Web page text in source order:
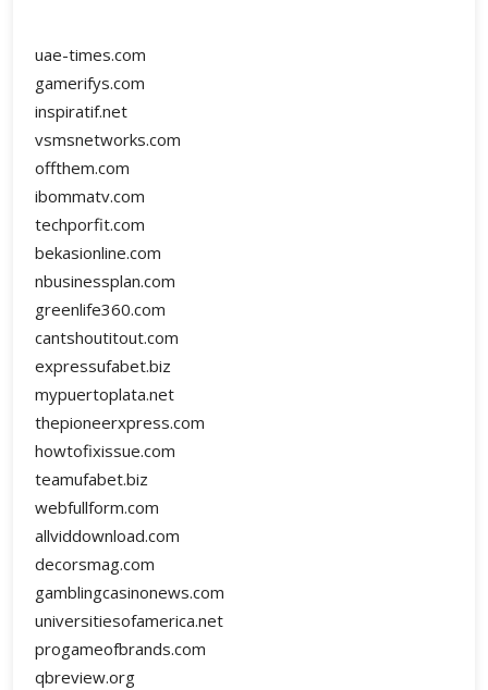
uae-times.com
gamerifys.com
inspiratif.net
vsmsnetworks.com
offthem.com
ibommatv.com
techporfit.com
bekasionline.com
nbusinessplan.com
greenlife360.com
cantshoutitout.com
expressufabet.biz
mypuertoplata.net
thepioneerxpress.com
howtofixissue.com
teamufabet.biz
webfullform.com
allviddownload.com
decorsmag.com
gamblingcasinonews.com
universitiesofamerica.net
progameofbrands.com
qbreview.org